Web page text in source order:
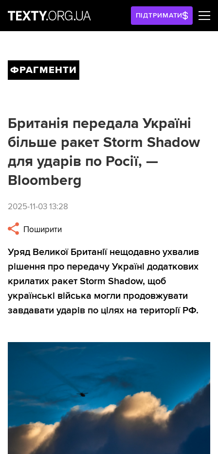
ПІДТРИМАТИ
ФРАГМЕНТИ
Британія передала Україні
більше ракет Storm Shadow
для ударів по Росії, —
Bloomberg
2025-11-03 13:28
Поширити
Уряд Великої Британії нещодавно ухвалив
рішення про передачу Україні додаткових
крилатих ракет Storm Shadow, щоб
українські війська могли продовжувати
завдавати ударів по цілях на території РФ.